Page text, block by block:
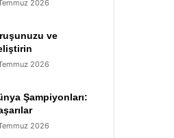
2026
ve
2026
Şampiyonları:
2026